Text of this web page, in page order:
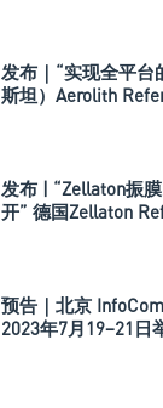
发布｜“实现全平台
斯坦）Aerolith
发布 | “Zellaton振
开” 德国Zellaton
预告｜北京
2023年7月19–21日